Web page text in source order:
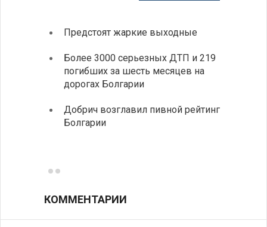
Предстоят жаркие выходные
Более 3000 серьезных ДТП и 219
погибших за шесть месяцев на
дорогах Болгарии
Добрич возглавил пивной рейтинг
Болгарии
КОММЕНТАРИИ